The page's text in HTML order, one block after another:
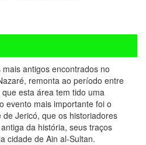
antigos encontrados no
remonta ao período entre
esta área tem tido uma
evento mais importante foi o
Jericó, que os historiadores
da história, seus traços
cidade de Ain al-Sultan.